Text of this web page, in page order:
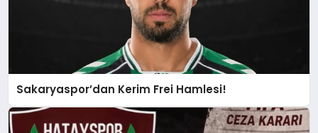
Sakaryaspor’dan Kerim Frei Hamlesi!